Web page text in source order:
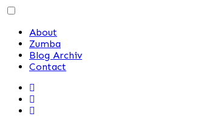
Skip
contentAbout
Zumba
Blog Archiv
Contact